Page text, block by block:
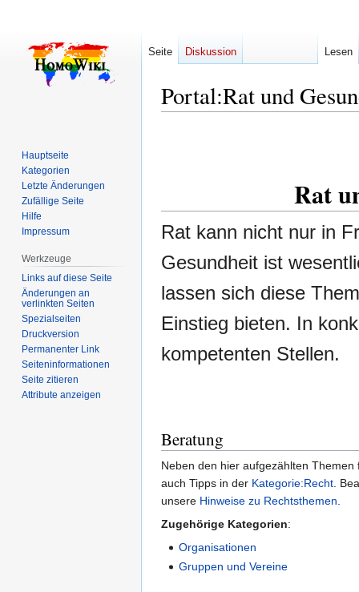
Portal:Rat und
Rat
Rat kann nicht nur in
Gesundheit ist
lassen sich diese
Einstieg bieten. In
kompetenten Stellen.
Beratung
Neben den hier aufgezählten Themen
auch Tipps in der Kategorie:Recht.
unsere Hinweise zu Rechtsthemen.
Zugehörige Kategorien:
Organisationen
Gruppen und Vereine
Seite Diskussion Lesen
Hauptseite
Kategorien
Letzte Änderungen
Zufällige Seite
Hilfe
Impressum
Werkzeuge
Links auf diese Seite
Änderungen an
verlinkten Seiten
Spezialseiten
Druckversion
Permanenter Link
Seiten­­informationen
Seite zitieren
Attribute anzeigen